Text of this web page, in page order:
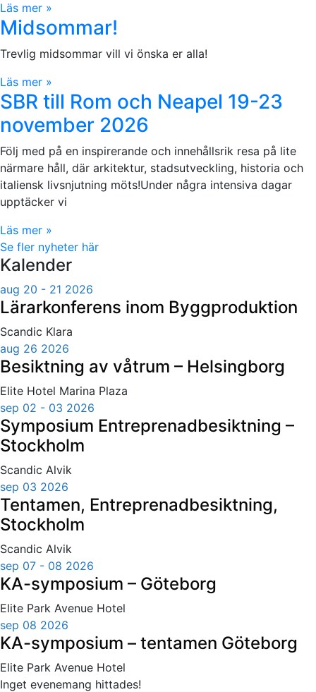
Läs mer »
Midsommar!
Trevlig midsommar vill vi önska er alla!
Läs mer »
SBR till Rom och Neapel 19-23
november 2026
Följ med på en inspirerande och innehållsrik resa på lite
närmare håll, där arkitektur, stadsutveckling, historia och
italiensk livsnjutning möts!Under några intensiva dagar
upptäcker vi
Läs mer »
Se fler nyheter här
Kalender
aug 20 - 21 2026
Lärarkonferens inom Byggproduktion
Scandic Klara
aug 26 2026
Besiktning av våtrum – Helsingborg
Elite Hotel Marina Plaza
sep 02 - 03 2026
Symposium Entreprenadbesiktning –
Stockholm
Scandic Alvik
sep 03 2026
Tentamen, Entreprenadbesiktning,
Stockholm
Scandic Alvik
sep 07 - 08 2026
KA-symposium – Göteborg
Elite Park Avenue Hotel
sep 08 2026
KA-symposium – tentamen Göteborg
Elite Park Avenue Hotel
Inget evenemang hittades!